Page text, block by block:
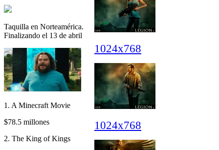
Taquilla en Norteamérica.
Finalizando el 13 de abril
1. A Minecraft Movie
$78.5 millones
2. The King of Kings
1024x768
1024x768